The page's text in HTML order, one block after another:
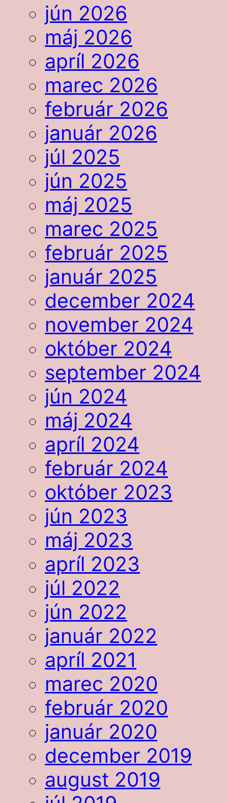
jún 2026
máj 2026
apríl 2026
marec 2026
február 2026
január 2026
júl 2025
jún 2025
máj 2025
marec 2025
február 2025
január 2025
december 2024
november 2024
október 2024
september 2024
jún 2024
máj 2024
apríl 2024
február 2024
október 2023
jún 2023
máj 2023
apríl 2023
júl 2022
jún 2022
január 2022
apríl 2021
marec 2020
február 2020
január 2020
december 2019
august 2019